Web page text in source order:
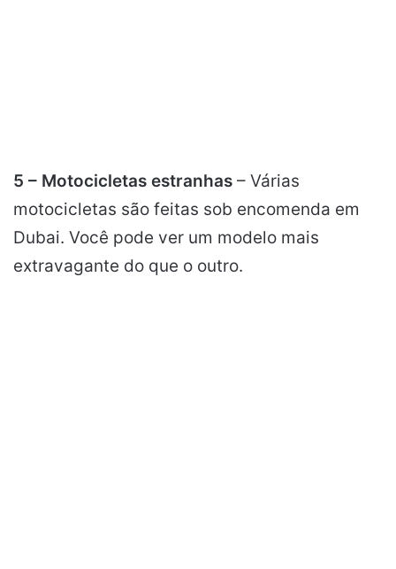
5 – Motocicletas estranhas – Várias
motocicletas são feitas sob encomenda em
Dubai. Você pode ver um modelo mais
extravagante do que o outro.